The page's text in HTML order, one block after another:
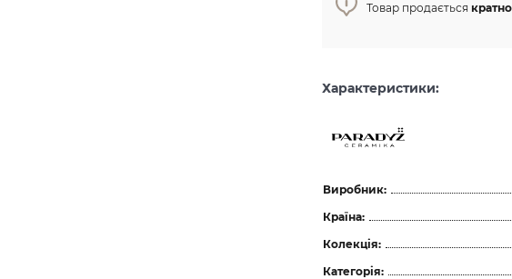
Товар продається
Характеристики:
Виробник:
Країна:
Колекція:
Категорія: